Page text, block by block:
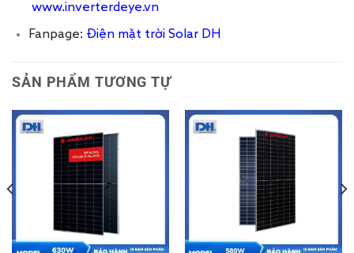
www.inverterdeye.vn
Fanpage: Điện mặt trời Solar DH
SẢN PHẨM TƯƠNG TỰ